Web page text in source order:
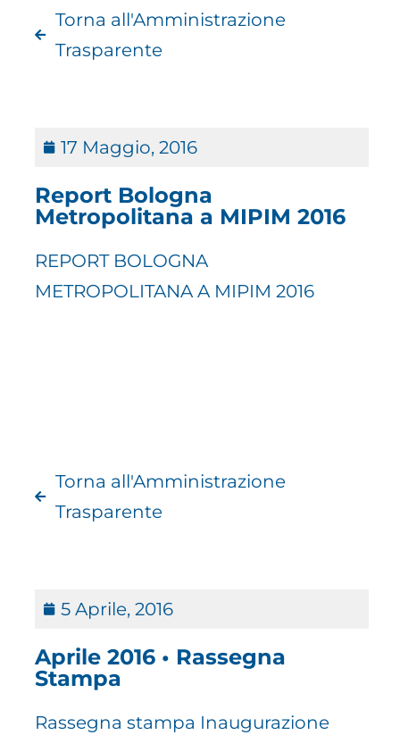
Torna all'Amministrazione
Trasparente
17 Maggio, 2016
Report Bologna
Metropolitana a MIPIM 2016
REPORT BOLOGNA
METROPOLITANA A MIPIM 2016
Torna all'Amministrazione
Trasparente
5 Aprile, 2016
Aprile 2016 • Rassegna
Stampa
Rassegna stampa Inaugurazione